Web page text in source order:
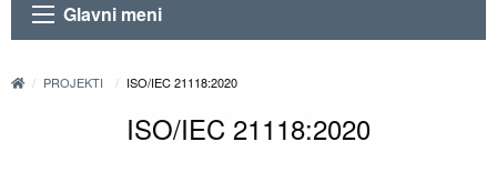
Glavni meni
PROJEKTI ISO/IEC 21118:2020
ISO/IEC 21118:2020